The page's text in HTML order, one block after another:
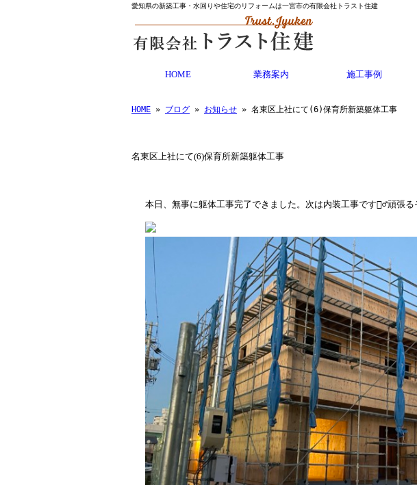
愛知県の新築工事・水回りや住宅のリフォームは一宮市の有限会社トラスト住建
HOME 業務案内 施工事例
HOME » ブログ » お知らせ » 名東区上社にて(6)保育所新築躯体工事
名東区上社にて(6)保育所新築躯体工事
本日、無事に躯体工事完了できました。次は内装工事です👷‍♂️頑張る